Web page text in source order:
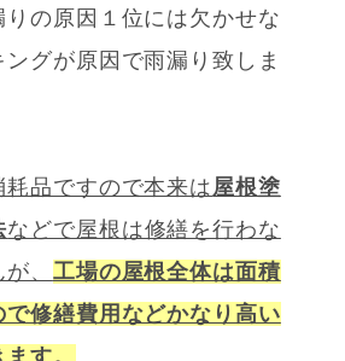
の原因１位には欠かせな
グが原因で雨漏り致しま
耗品ですので本来は屋根塗
などで屋根は修繕を行わな
、 工場の屋根全体は面積
で修繕費用などかなり高い